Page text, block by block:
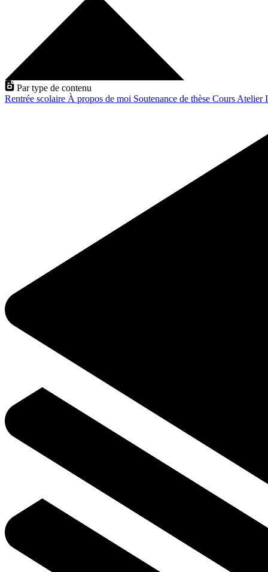
Par type de contenu
Rentrée scolaire À propos de moi Soutenance de thèse Cours Atelier